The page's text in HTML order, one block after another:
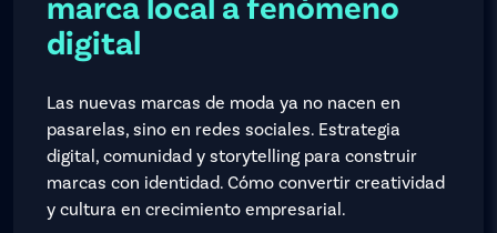
marca local a fenómeno
digital
Las nuevas marcas de moda ya no nacen en
pasarelas, sino en redes sociales. Estrategia
digital, comunidad y storytelling para construir
marcas con identidad. Cómo convertir creatividad
y cultura en crecimiento empresarial.